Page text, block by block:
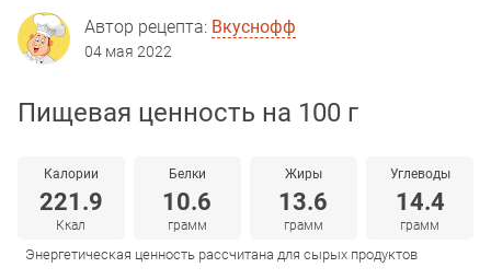
Автор рецепта: Вкуснофф
04 мая 2022
Пищевая ценность на 100 г
Калории
221.9
Ккал
Белки
10.6
грамм
Жиры
13.6
грамм
Углеводы
14.4
грамм
Энергетическая ценность рассчитана для сырых продуктов